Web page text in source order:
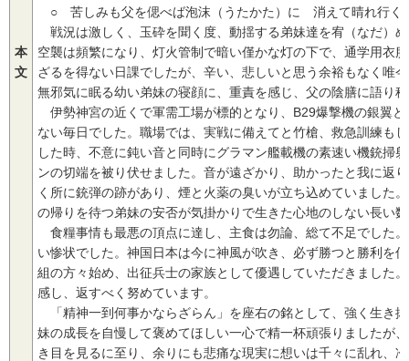
本
文
○ 苦しみも父を偲べば泡沫（うたかた）に 消えて晴れ行く
戦況は激しく、玉砕を聞く度、動揺する弟妹達を宥（なだ）
空襲は頻繁になり、灯火管制で暗い僅かな灯の下で、通学用衣
ざるを得ない日課でしたが、辛い、悲しいと思う余裕もなく唯
無邪気に眠る幼い弟妹の寝顔に、重責を感じ、父の陰膳に語り
伊勢神宮の近くで軍需工場が標的となり、B29爆撃機の銀翼
ない毎日でした。職場では、実戦に備えてと竹槍、救急訓練も
した時、不意に鈍い音と同時にグラマン艦載機の素速い機銃掃
ンの切端を被り伏せました。音が遠ざかり、助かったと我に返
く所に銃弾の跡があり、煙と火薬の臭いが立ち込めていました
の帰りを待つ弟妹の安否が気掛かりで生きた心地のしない長い
食糧事情も最悪の頂点に達し、主食は勿論、総て不足でした
い惨状でした。神国日本は今に神風が吹き、必ず勝つと勝利を
組の方々始め、出征兵士の家族として優遇していただきました
感し、返すべく努めています。
「精神一到何事かならざらん」を座右の銘として、強く生き
妹の成長を自慢して褒めてほしい一心で精一杯頑張りましたが
き目を見るに至り、余りにも悲痛な現実に想いは千々に乱れ、